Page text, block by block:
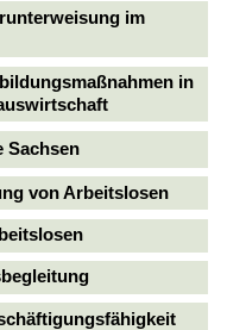
im
in
Sachsen
von Arbeitslosen